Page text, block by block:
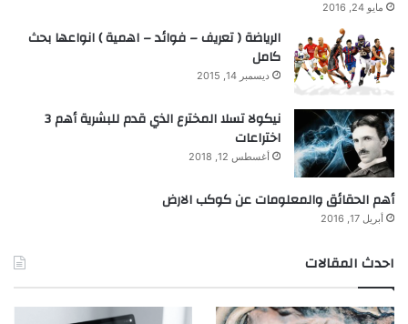
مايو 24, 2016
الرياضة ( تعريف – فوائد – اهمية ) انواعها بحث
كامل
ديسمبر 14, 2015
نيكولا تسلا المخترع الذي قدم للبشرية أهم 3
اختراعات
أغسطس 12, 2018
أهم الحقائق والمعلومات عن كوكب الارض
أبريل 17, 2016
احدث المقالات